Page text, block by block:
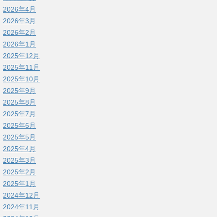
2026年4月
2026年3月
2026年2月
2026年1月
2025年12月
2025年11月
2025年10月
2025年9月
2025年8月
2025年7月
2025年6月
2025年5月
2025年4月
2025年3月
2025年2月
2025年1月
2024年12月
2024年11月